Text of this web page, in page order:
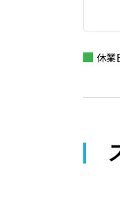
休業